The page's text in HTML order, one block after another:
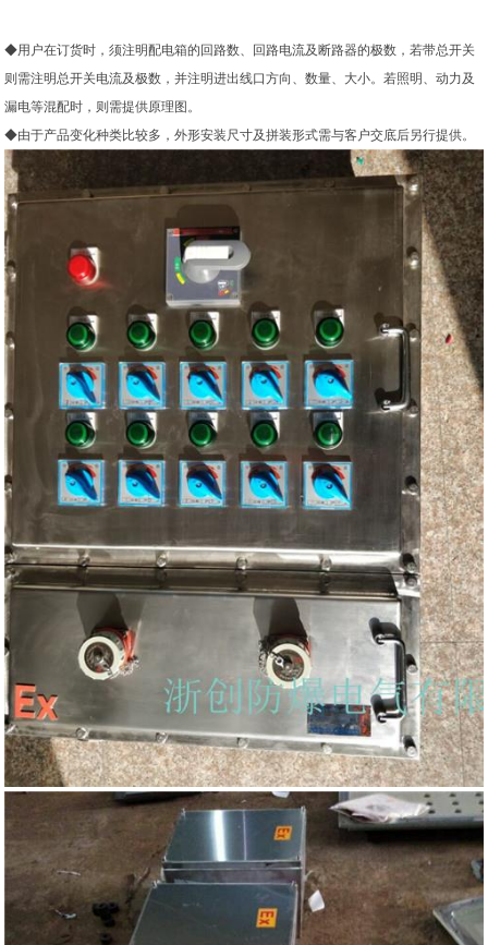
◆用户在订货时，须注明配电箱的回路数、回路电流及断路器的极数，若带总开关
则需注明总开关电流及极数，并注明进出线口方向、数量、大小。若照明、动力及
漏电等混配时，则需提供原理图。
◆由于产品变化种类比较多，外形安装尺寸及拼装形式需与客户交底后另行提供。